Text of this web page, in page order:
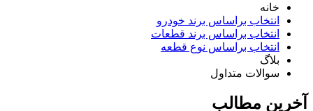
خانه
انتخاب براساس برند خودرو
انتخاب براساس برند قطعات
انتخاب براساس نوع قطعه
بلاگ
سوالات متداول
آخرین مطالب